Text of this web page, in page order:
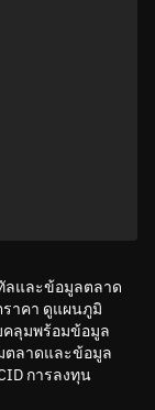
ลและข้อมูลตลาด
ราคา ดูแผนภูมิ
คลุมพร้อมข้อมูล
ตลาดและข้อมูล
การลงทุน